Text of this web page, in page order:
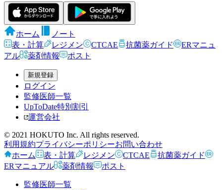
ホーム
ノート
表・計算
レジメン CTCAE 抗菌薬ガイド
ERマニュ
アル
薬剤情報 ポスト
新規登録
ログイン
監修医師一覧
UpToDate特別割引
運営会社
© 2021 HOKUTO Inc. All rights reserved.
利用規約プライバシーポリシーお問い合わせ
ホーム
表・計算 レジメン CTCAE
抗菌薬ガイド
ERマニュアル
薬剤情報 ポスト
監修医師一覧